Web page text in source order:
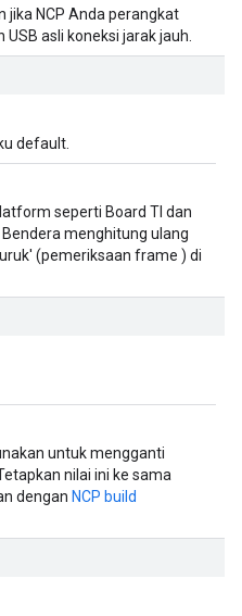
jika NCP Anda perangkat
asli koneksi jarak jauh.
default.
seperti Board TI dan
menghitung ulang
(pemeriksaan frame ) di
untuk mengganti
nilai ini ke sama
dengan NCP build